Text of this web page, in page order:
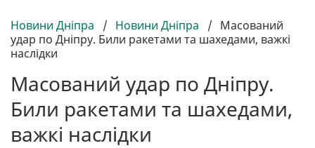
Новини Дніпра / Новини Дніпра / Масований
удар по Дніпру. Били ракетами та шахедами, важкі
наслідки
Масований удар по Дніпру.
Били ракетами та шахедами,
важкі наслідки